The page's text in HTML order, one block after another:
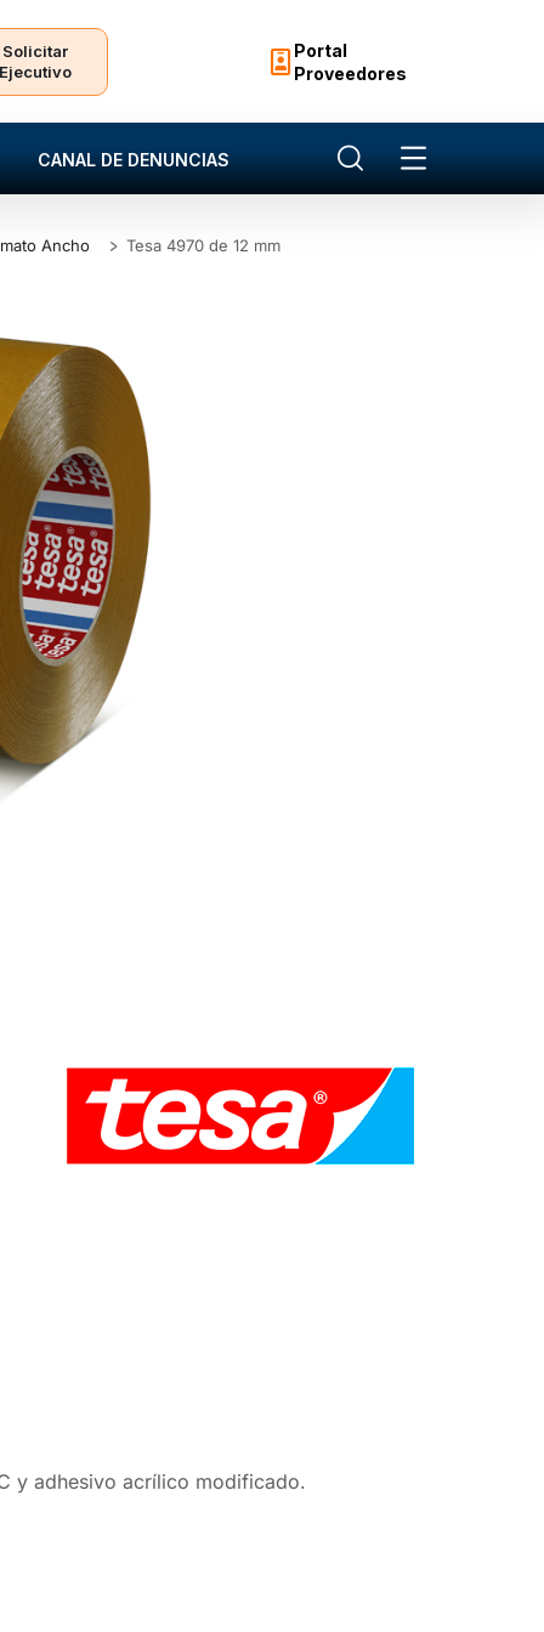
Solicitar
Ejecutivo
Portal
Proveedores
CANAL DE DENUNCIAS
Ancho Tesa 4970 de 12 mm
y adhesivo acrílico modificado.